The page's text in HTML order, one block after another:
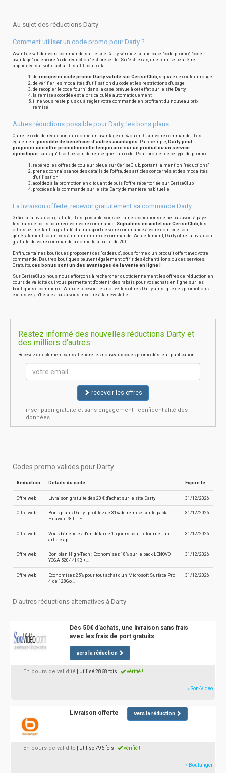
Au sujet des réductions Darty
Comment utiliser un code promo pour Darty ?
Avant de valider votre commande sur le site Darty, vérifiez si une case "code promo", "code
avantage" ou encore "code réduction" est présente. Si c'est le cas, une remise peut être
appliquée sur votre achat. Il suffit pour cela :
de récupérer code promo Darty valide sur CeriseClub, signalé de couleur rouge
de vérifier les modalités d'utilisation du code et les restrictions d'usage
de recopier le code fourni dans la case prévue à cet effet sur le site Darty
la remise accordée est alors calculée automatiquement
il ne vous reste plus qu'à régler votre commande en profitant du nouveau prix
remisé
Autres réductions possible pour Darty, les bons plans
Outre le code de réduction, qui donne un avantage en % ou en € sur votre commande, il est
également possible de bénéficier d'autres avantages. Par exemple, Darty peut
proposer une offre promotionnelle temporaire sur un produit ou un service
spécifique, sans qu'il soit besoin de renseigner un code. Pour profiter de ce type de promo :
repérez les offres de couleur bleue sur CeriseClub, portant la mention "réductions"
prenez connaissance des détails de l'offre, des articles concernés et des modalités
d'utilisation
accédez à la promotion en cliquant depuis l'offre répertoriée sur CeriseClub
procédez à la commande sur le site Darty de manière habituelle
La livraison offerte, recevoir gratuitement sa commande Darty
Grâce à la livraison gratuite, il est possible sous certaines conditions de ne pas avoir à payer
les frais de ports pour recevoir votre commande. Signalées en violet sur CeriseClub, les
offres permettant la gratuité du transport de votre commande à votre domicile sont
généralement soumises à un minimum de commande. Actuellement, Darty offre la livraison
gratuite de votre commande à domicile à partir de 20€.
Enfin, certaines boutiques proposent des "cadeaux", sous forme d'un produit offert avec votre
commande. D'autres boutiques peuvent également offrir des échantillons ou des services.
Gratuits, ces bonus sont un des avantages de la vente en ligne !
Sur CeriseClub, nous nous efforçons à rechercher quotidiennement les offres de réduction en
cours de validité qui vous permettent d'obtenir des rabais pour vos achats en ligne sur les
boutiques e-commerce. Afin de recevoir les nouvelles offres Darty ainsi que des promotions
exclusives, n'hésitez pas à vous inscrire à la newsletter.
Restez informé des nouvelles réductions Darty et
des milliers d'autres
Recevez directement sans attendre les nouveaux codes promo dès leur publication.
recevoir les offres
inscription gratuite et sans engagement - confidentialité des
données
Codes promo valides pour Darty
Réduction Détails du code Expire le
Offre web Livraison gratuite dès 20 € d'achat sur le site Darty 31/12/2026
Offre web
Bons plans Darty : profitez de 31% de remise sur le pack
Huawei P8 LITE…
31/12/2026
Offre web
Vous bénéficiez d'un délai de 15 jours pour retourner un
article apr…
31/12/2026
Offre web
Bon plan High-Tech : Economisez 18% sur le pack LENOVO
YOGA 520-14IKB +…
31/12/2026
Offre web
Economisez 25% pour tout achat d'un Microsoft Surface Pro
4, de 128Go,…
31/12/2026
D'autres réductions alternatives à Darty
Dès 50€ d'achats, une livraison sans frais
avec les frais de port gratuits
vers la réduction
En cours de validité | Utilisé 2868 fois vérifié !
» Son-Video
Livraison offerte vers la réduction
En cours de validité | Utilisé 796 fois vérifié !
» Boulanger